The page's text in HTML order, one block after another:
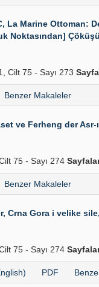
La Marine Ottoman:
Noktasından]
Cilt 75 - Sayı 273
Benzer Makaleler
ve Ferheng der
75 - Sayı 274
Benzer Makaleler
Crna Gora i velike
75 - Sayı 274
PDF